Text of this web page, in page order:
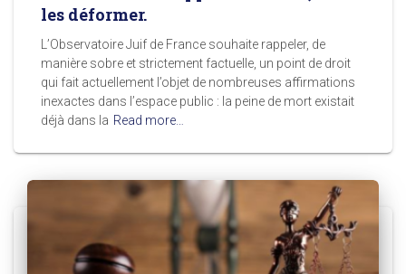
les déformer.
L’Observatoire Juif de France souhaite rappeler, de
manière sobre et strictement factuelle, un point de droit
qui fait actuellement l’objet de nombreuses affirmations
inexactes dans l’espace public : la peine de mort existait
déjà dans la Read more…